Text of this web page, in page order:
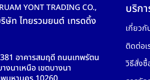
YONT TRADING CO.,
ษัท ไทยรวมยนต์ เทรดดิ้ง
อาคารสมฤดี ถนนเทพรัตน
งนาเหนือ เขตบางนา
บริก
เกี่ยวกั
ติดต่อเ
วิธีสั่งซื้